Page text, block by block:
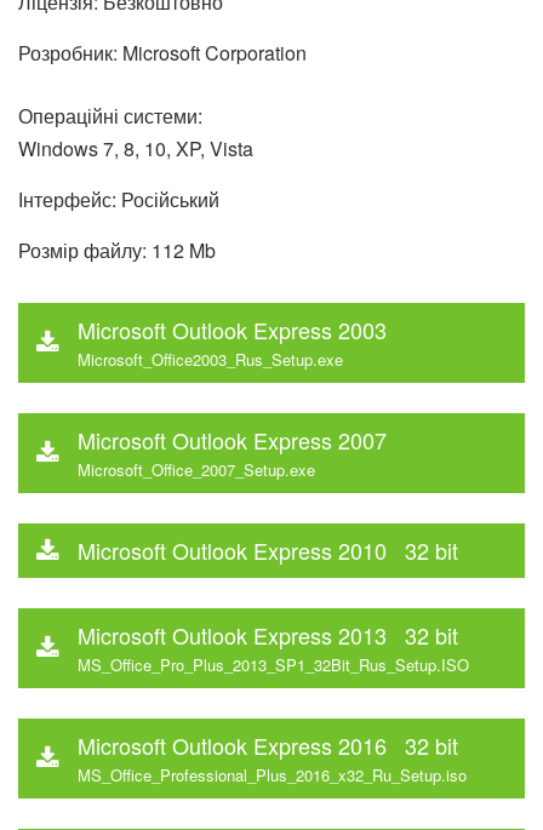
Розробник: Microsoft Corporation
Операційні системи:
Windows 7, 8, 10, XP, Vista
Інтерфейс: Російський
Розмір файлу: 112 Mb
Microsoft Outlook Express 2003
Microsoft_Office2003_Rus_Setup.exe
Microsoft Outlook Express 2007
Microsoft_Office_2007_Setup.exe
Microsoft Outlook Express 2010 32 bit
Microsoft Outlook Express 2013 32 bit
MS_Office_Pro_Plus_2013_SP1_32Bit_Rus_Setup.ISO
Microsoft Outlook Express 2016 32 bit
MS_Office_Professional_Plus_2016_x32_Ru_Setup.iso